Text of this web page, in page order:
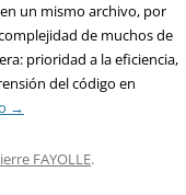
un mismo archivo, por
de muchos de
prioridad a la eficiencia,
del código en
→
FAYOLLE.